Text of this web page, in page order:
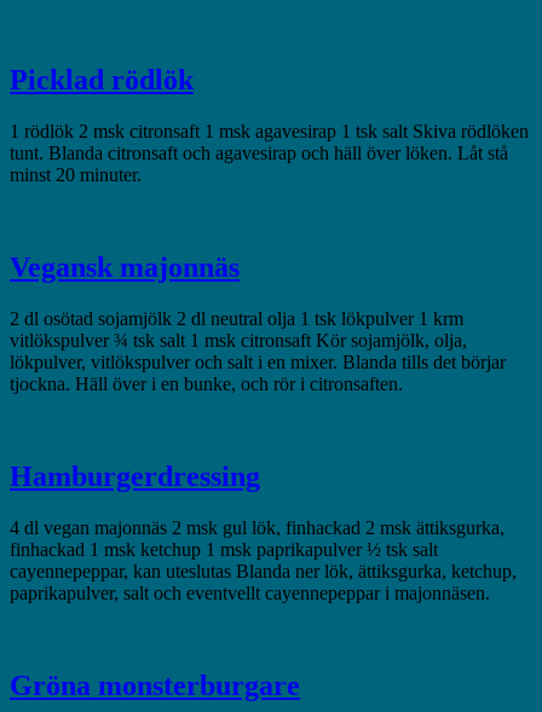
Picklad rödlök
1 rödlök 2 msk citronsaft 1 msk agavesirap 1 tsk salt Skiva rödlöken
tunt. Blanda citronsaft och agavesirap och häll över löken. Låt stå
minst 20 minuter.
Vegansk majonnäs
2 dl osötad sojamjölk 2 dl neutral olja 1 tsk lökpulver 1 krm
vitlökspulver ¾ tsk salt 1 msk citronsaft Kör sojamjölk, olja,
lökpulver, vitlökspulver och salt i en mixer. Blanda tills det börjar
tjockna. Häll över i en bunke, och rör i citronsaften.
Hamburgerdressing
4 dl vegan majonnäs 2 msk gul lök, finhackad 2 msk ättiksgurka,
finhackad 1 msk ketchup 1 msk paprikapulver ½ tsk salt
cayennepeppar, kan uteslutas Blanda ner lök, ättiksgurka, ketchup,
paprikapulver, salt och eventvellt cayennepeppar i majonnäsen.
Gröna monsterburgare